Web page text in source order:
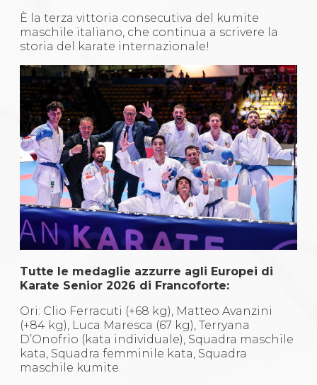
È la terza vittoria consecutiva del kumite
maschile italiano, che continua a scrivere la
storia del karate internazionale!
Tutte le medaglie azzurre agli Europei di
Karate Senior 2026 di Francoforte:
Ori: Clio Ferracuti (+68 kg), Matteo Avanzini
(+84 kg), Luca Maresca (67 kg), Terryana
D’Onofrio (kata individuale), Squadra maschile
kata, Squadra femminile kata, Squadra
maschile kumite.